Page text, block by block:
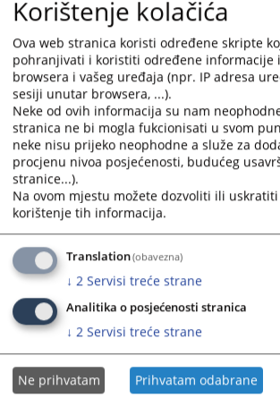
calendar
and
select
a
date.
Press
the
question
mark
key
to
get
the
keyboard
shortcuts
for
changing
calendar
and
select
a
date.
Press
the
question
mark
to
get
the
keyboard
shortcuts
for
dates.
Korištenje kolačića
Ova web stranica koristi određene skripte
pohranjivati i koristiti određene informacije
browsera i vašeg uređaja (npr. IP adresa
sesiji unutar browsera, ...).
Neke od ovih informacija su nam
stranica ne bi mogla fukcionisati u svom
neke nisu prijeko neophodne a služe za
procjenu nivoa posjećenosti, budućeg
stranice...).
Na ovom mjestu možete dozvoliti ili
korištenje tih informacija.
Translation(obavezna)
↓ 2 Servisi treće strane
Analitika o posjećenosti stranica
↓ 2 Servisi treće strane
Ne prihvatam Prihvatam odabrane